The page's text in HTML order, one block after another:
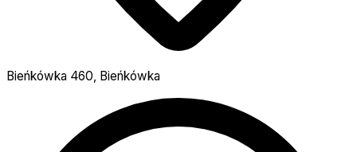
Bieńkówka 460, Bieńkówka